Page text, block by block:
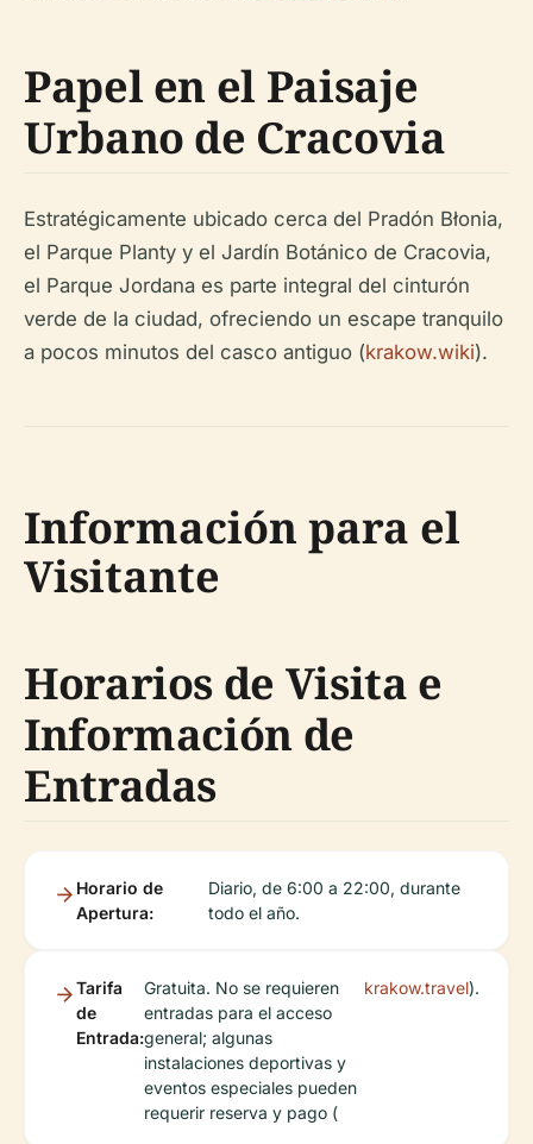
Papel en el Paisaje
Urbano de Cracovia
Estratégicamente ubicado cerca del Pradón Błonia,
el Parque Planty y el Jardín Botánico de Cracovia,
el Parque Jordana es parte integral del cinturón
verde de la ciudad, ofreciendo un escape tranquilo
a pocos minutos del casco antiguo (krakow.wiki).
Información para el
Visitante
Horarios de Visita e
Información de
Entradas
Horario de
Apertura:
Diario, de 6:00 a 22:00, durante
todo el año.
Tarifa
de
Entrada:
Gratuita. No se requieren
entradas para el acceso
general; algunas
instalaciones deportivas y
eventos especiales pueden
requerir reserva y pago (
krakow.travel).